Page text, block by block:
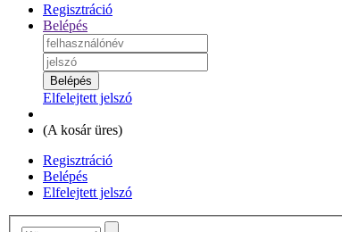
Regisztráció
Belépés
Elfelejtett jelszó
(A kosár üres)
Regisztráció
Belépés
Elfelejtett jelszó